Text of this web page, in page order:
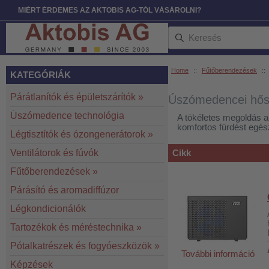
MIÉRT ÉRDEMES AZ AKTOBIS AG-TÓL VÁSÁROLNI?
Home :: Fűtőberendezések ::
Úszómedencei
A tökéletes megoldás
komfortos fürdést
Cikk
További információ
KATEGÓRIÁK
Párátlanítók és épületszárítók »
Úszómedence technológia
Légtisztítók és ózongenerátorok »
Ventilátorok és fúvók
Fűtőberendezések »
Párásító és aromadiffúzor
Légkondicionálók
Tartozékok és méréstechnika »
Pótalkatrészek és fogyóeszközök »
Képzések